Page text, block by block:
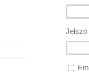
Jelszó